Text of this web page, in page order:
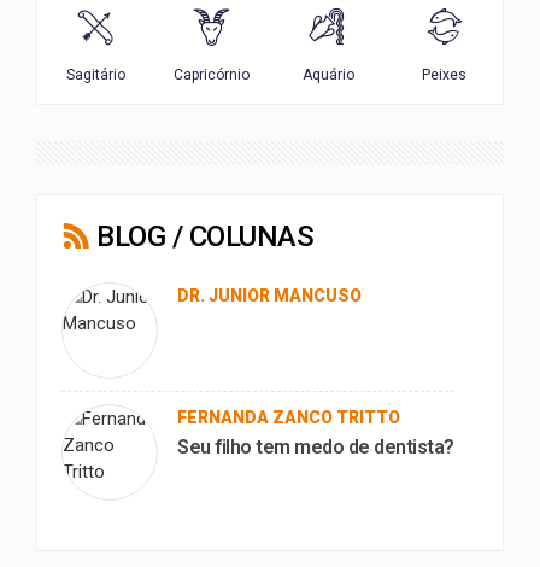
BLOG / COLUNAS
DR. JUNIOR MANCUSO
FERNANDA ZANCO TRITTO
Seu filho tem medo de dentista?